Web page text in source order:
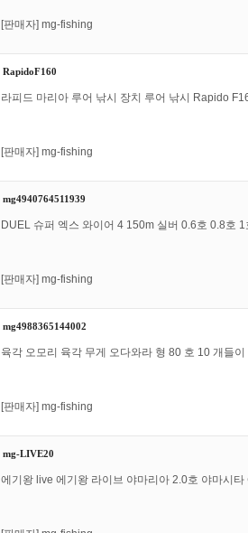
[판매자] mg-fishing
RapidoF160
라피드 마리아 루어 낚시 장치 루어 낚시 Rapido
[판매자] mg-fishing
mg4940764511939
DUEL 슈퍼 엑스 와이어 4 150m 실버 0.6호 0.8호
[판매자] mg-fishing
mg4988365144002
육각 오모리 육각 무게 오다와라 형 80 호 10 개들
[판매자] mg-fishing
mg-LIVE20
에기왕 live 에기왕 라이브 야마리아 2.0호 야마시